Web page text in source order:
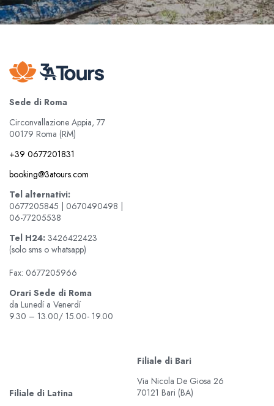
Sede di Roma
Circonvallazione Appia, 77
00179 Roma (RM)
+39 0677201831
booking@3atours.com
Tel alternativi:
0677205845 | 0670490498 |
06-77205538
Tel H24: 3426422423
(solo sms o whatsapp)
Fax: 0677205966
Orari Sede di Roma
da Lunedí a Venerdí
9.30 – 13.00/ 15.00- 19.00
Filiale di Latina
Filiale di Bari
Via Nicola De Giosa 26
70121 Bari (BA)